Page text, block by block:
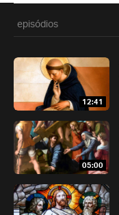
episódios
12:41
05:00